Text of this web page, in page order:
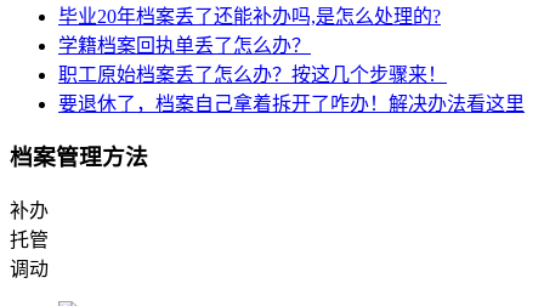
毕业20年档案丢了还能补办吗,是怎么处理的?
学籍档案回执单丢了怎么办？
职工原始档案丢了怎么办？按这几个步骤来！
要退休了，档案自己拿着拆开了咋办！解决办法看这里
档案管理方法
补办
托管
调动